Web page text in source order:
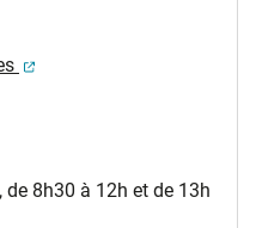
(ouverture dans un
8h30 à 12h et de 13h